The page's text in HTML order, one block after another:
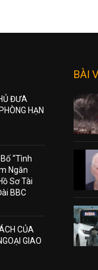
ĐƯA
HẠN
“Tình
Ngăn
Sơ Tài
BBC
CỦA
GIAO
BÀI